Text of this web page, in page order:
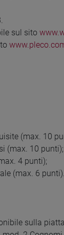
sul sito
(max. 10
(max. 10 punti);
4 punti);
(max. 6 punti).
sulla